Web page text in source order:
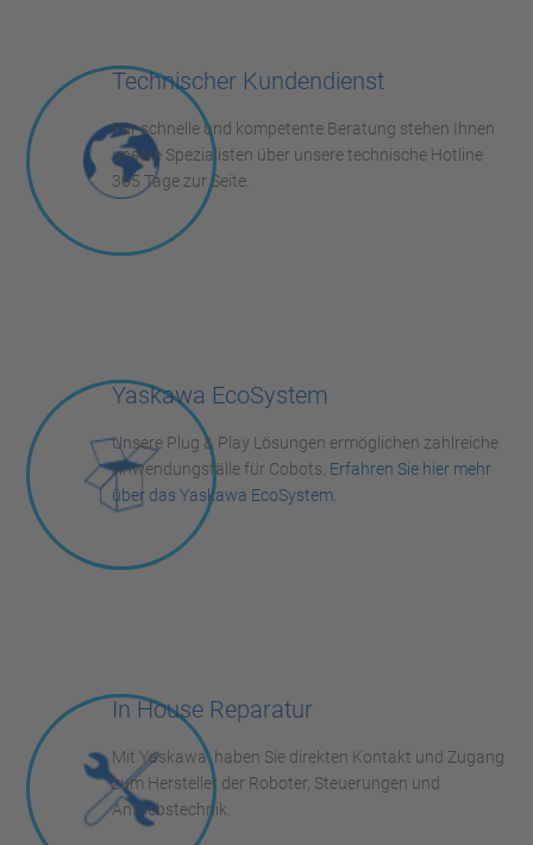
Technischer Kundendienst
Für schnelle und kompetente Beratung stehen Ihnen
unsere Spezialisten über unsere technische Hotline
365 Tage zur Seite.
Yaskawa EcoSystem
Unsere Plug & Play Lösungen ermöglichen zahlreiche
Anwendungsfälle für Cobots. Erfahren Sie hier mehr
über das Yaskawa EcoSystem.
In House Reparatur
Mit Yaskawa haben Sie direkten Kontakt und Zugang
zum Hersteller der Roboter, Steuerungen und
Antriebstechnik.